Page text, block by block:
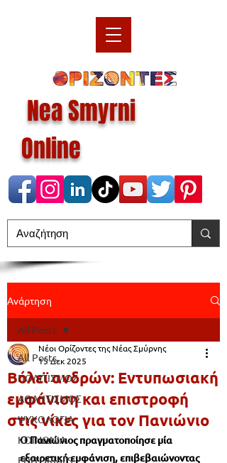
Nea Smyrni
Online
Ανάρτηση
All Posts
ΠΟΛΙΤΙΣΜΟΣ
ΑΘΛΗΤΙΣΜΟΣ
ΨΥΧΟΛΟΓΙΑ
ΚΟΙΝΩΝΙΑ
EDITORIALS
All Posts
Βόλεϊ ανδρών: Εντυπωσιακή
εμφάνιση και επιστροφή
στις νίκες για τον Πανιώνιο
Νέοι Ορίζοντες της Νέας Σμύρνης
15 Δεκ 2025
Ο Πανιώνιος πραγματοποίησε μία
εξαιρετική εμφάνιση, επιβεβαιώνοντας